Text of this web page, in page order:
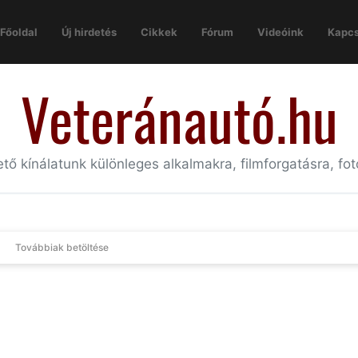
Főoldal Új hirdetés Cikkek Fórum Videóink
Veteránautó.hu
kínálatunk különleges alkalmakra, filmforgatásra,
Továbbiak betöltése